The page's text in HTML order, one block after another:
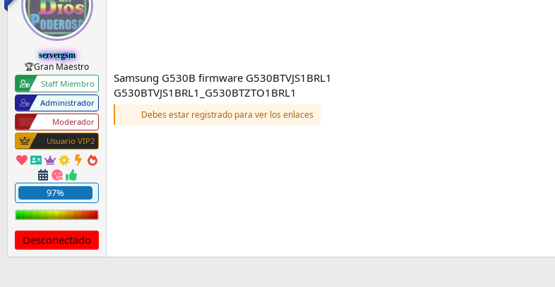
d
e
m
a
i
c
i
servergsm
🏆Gran Maestro
Staff Miembro
Administrador
Moderador
Usuario VIP2
97%
Desconectado
Samsung G530B firmware G530BTVJS1BRL1
G530BTVJS1BRL1_G530BTZTO1BRL1
Debes estar registrado para ver los enlaces